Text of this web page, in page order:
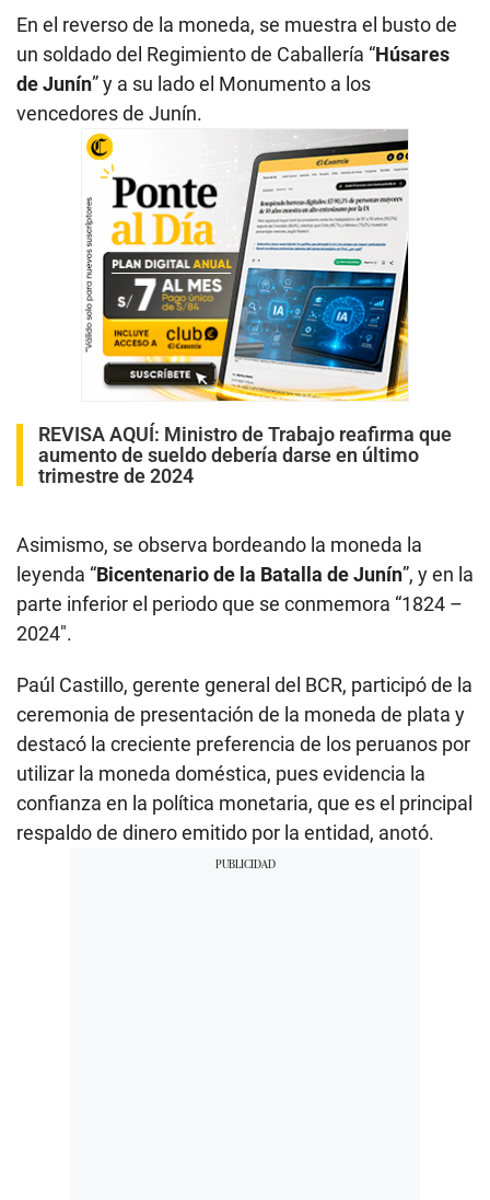
En el reverso de la moneda, se muestra el busto de
un soldado del Regimiento de Caballería “Húsares
de Junín” y a su lado el Monumento a los
vencedores de Junín.
REVISA AQUÍ: Ministro de Trabajo reafirma que
aumento de sueldo debería darse en último
trimestre de 2024
Asimismo, se observa bordeando la moneda la
leyenda “Bicentenario de la Batalla de Junín”, y en la
parte inferior el periodo que se conmemora “1824 –
2024″.
Paúl Castillo, gerente general del BCR, participó de la
ceremonia de presentación de la moneda de plata y
destacó la creciente preferencia de los peruanos por
utilizar la moneda doméstica, pues evidencia la
confianza en la política monetaria, que es el principal
respaldo de dinero emitido por la entidad, anotó.